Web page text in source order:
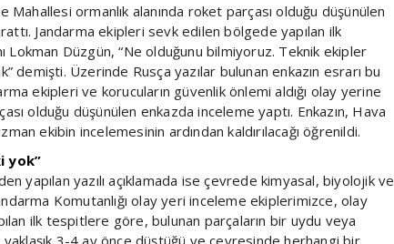
Mahallesi ormanlık alanında roket parçası olduğu düşünülen
Jandarma ekipleri sevk edilen bölgede yapılan ilk
Lokman Düzgün, “Ne olduğunu bilmiyoruz. Teknik ekipler
demişti. Üzerinde Rusça yazılar bulunan enkazın esrarı bu
ekipleri ve korucuların güvenlik önlemi aldığı olay yerine
olduğu düşünülen enkazda inceleme yaptı. Enkazın, Hava
ekibin incelemesinin ardından kaldırılacağı öğrenildi.
yok”
yapılan yazılı açıklamada ise çevrede kimyasal, biyolojik ve
Komutanlığı olay yeri inceleme ekiplerimizce, olay
ilk tespitlere göre, bulunan parçaların bir uydu veya
3-4 ay önce düştüğü ve çevresinde herhangi bir